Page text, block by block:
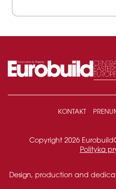
KONTAKT
Copyright 2026
Polityka
Design, production and